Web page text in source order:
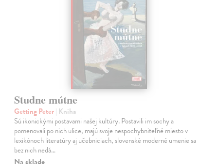
Studne mútne
Getting Peter| Kniha
Sú ikonickými postavami našej kultúry. Postavili im sochy a
pomenovali po nich ulice, majú svoje nespochybniteľné miesto v
lexikónoch literatúry aj učebniciach, slovenské moderné umenie sa
bez nich nedá…
Na sklade